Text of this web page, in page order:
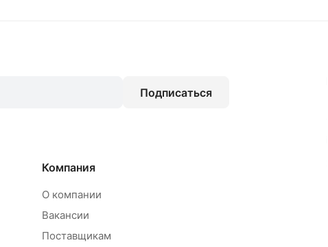
Подписаться
Компания
О компании
Вакансии
Поставщикам